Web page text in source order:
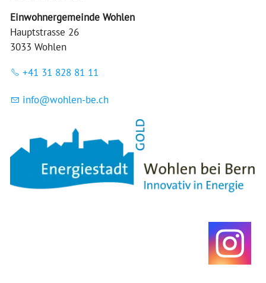
Einwohnergemeinde Wohlen
Hauptstrasse 26
3033 Wohlen
+41 31 828 81 11
nf w hl n-b ch